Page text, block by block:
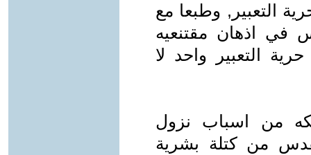
التعبير, وطبعا مع
في اذهان مقتنعيه
التعبير واحد لا
من اسباب نزول
من كتلة بشرية